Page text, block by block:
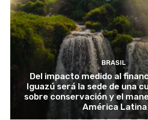
BRASIL
Del impacto medido al
Iguazú será la sede de una
sobre conservación y el
América Latina